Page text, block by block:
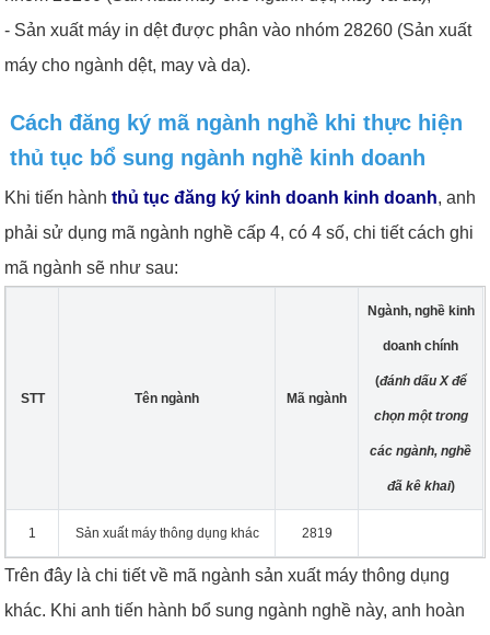
- Sản xuất máy in dệt được phân vào nhóm 28260 (Sản xuất
máy cho ngành dệt, may và da).
Cách đăng ký mã ngành nghề khi thực hiện
thủ tục bổ sung ngành nghề kinh doanh
Khi tiến hànhthủ tục đăng ký kinh doanh kinh doanh, anh
phải sử dụng mã ngành nghề cấp 4, có 4 số, chi tiết cách ghi
mã ngành sẽ như sau:
STT Tên ngành Mã ngành
Ngành, nghề kinh
doanh chính
(đánh dấu X để
chọn một trong
các ngành, nghề
đã kê khai)
1 Sản xuất máy thông dụng khác 2819
Trên đây là chi tiết về mã ngành sản xuất máy thông dụng
khác. Khi anh tiến hành bổ sung ngành nghề này, anh hoàn